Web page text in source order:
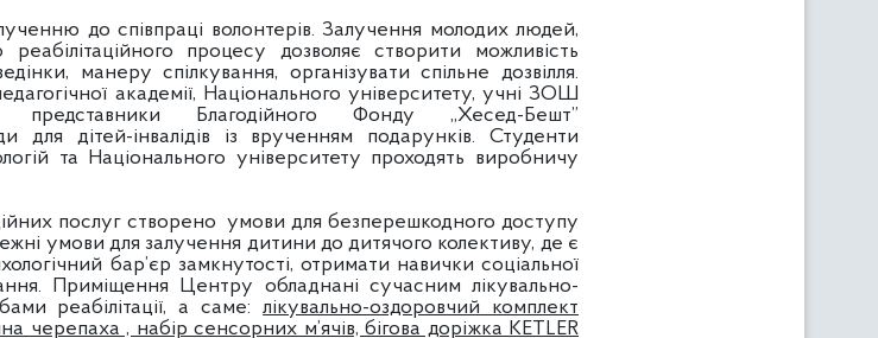
до співпраці волонтерів. Залучення молодих людей,
процесу дозволяє створити можливість
манеру спілкування, організувати спільне дозвілля.
академії, Національного університету, учні ЗОШ
Благодійного Фонду „Хесед-Бешт”
для дітей-інвалідів із врученням подарунків. Студенти
та Національного університету проходять виробничу
послуг створено умови для безперешкодного доступу
умови для залучення дитини до дитячого колективу, де є
бар’єр замкнутості, отримати навички соціальної
Приміщення Центру обладнані сучасним лікувально-
реабілітації, а саме:лікувально-оздоровчий комплект
черепаха , набір сенсорних м’ячів, бігова доріжка KETLER